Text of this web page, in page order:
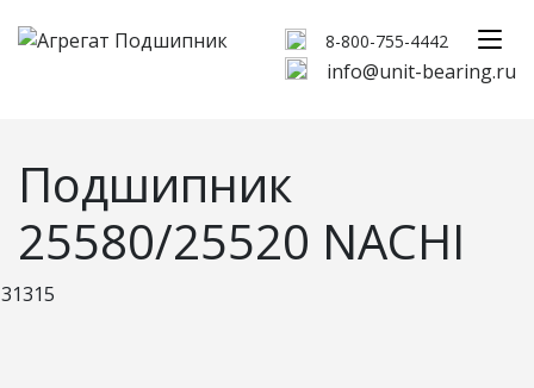
8-800-755-4442
info@unit-bearing.ru
Подшипник
25580/25520 NACHI